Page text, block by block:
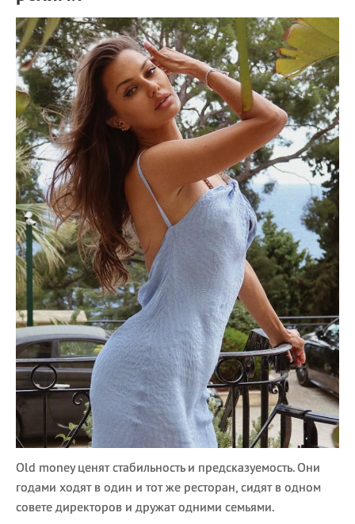
Old money ценят стабильность и предсказуемость. Они
годами ходят в один и тот же ресторан, сидят в одном
совете директоров и дружат одними семьями.